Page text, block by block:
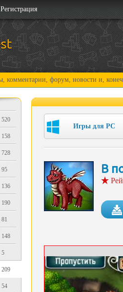
Регистрация
форум, новости и, конечно,
520
158
728
95
136
190
81
148
5
209
54
Игры для PC
В